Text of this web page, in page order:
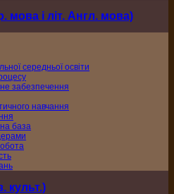
мова і літ. Англ. мова)
середньої освіти
забезпечення
навчання
база
культ.)